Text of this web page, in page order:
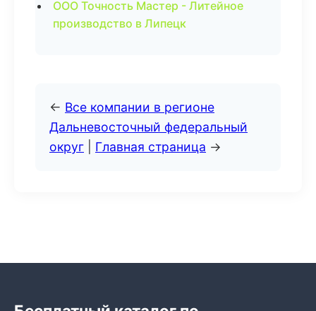
ООО Точность Мастер - Литейное
производство в Липецк
← Все компании в регионе
Дальневосточный федеральный
округ
Главная страница →